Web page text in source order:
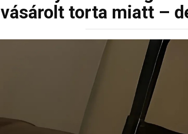
vásárolt torta miatt –